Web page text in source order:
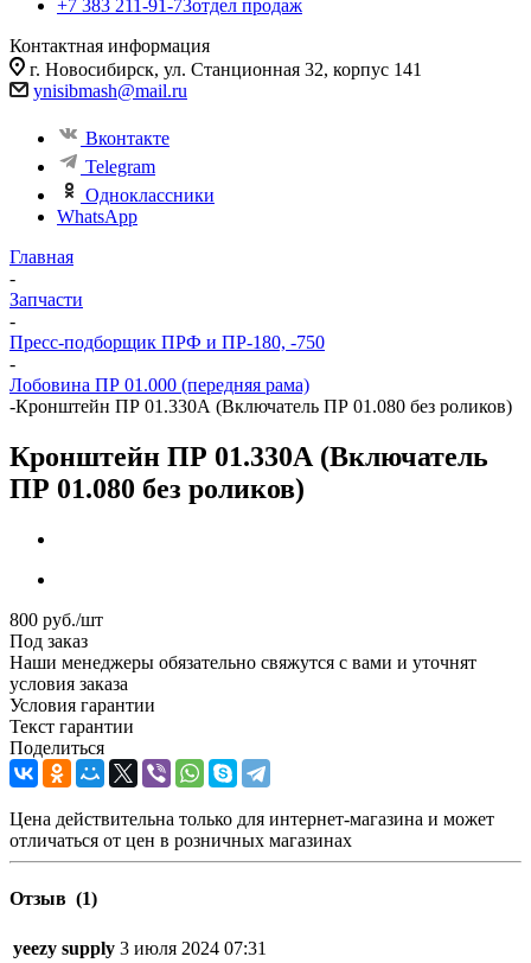
+7 383 211-91-73отдел продаж
Контактная информация
г. Новосибирск, ул. Станционная 32, корпус 141
ynisibmash@mail.ru
Вконтакте
Telegram
Одноклассники
WhatsApp
Главная
-
Запчасти
-
Пресс-подборщик ПРФ и ПР-180, -750
-
Лобовина ПР 01.000 (передняя рама)
-Кронштейн ПР 01.330А (Включатель ПР 01.080 без роликов)
Кронштейн ПР 01.330А (Включатель
ПР 01.080 без роликов)
800 руб./шт
Под заказ
Наши менеджеры обязательно свяжутся с вами и уточнят
условия заказа
Условия гарантии
Текст гарантии
Поделиться
Цена действительна только для интернет-магазина и может
отличаться от цен в розничных магазинах
Отзыв (1)
yeezy supply 3 июля 2024 07:31